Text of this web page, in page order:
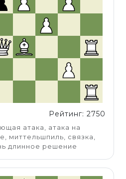
Рейтинг: 2750
атака, атака на
миттельшпиль, связка,
длинное решение